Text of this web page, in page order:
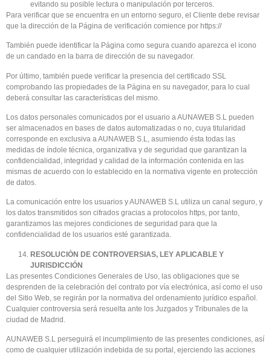
evitando su posible lectura o manipulación por terceros.
Para verificar que se encuentra en un entorno seguro, el Cliente debe revisar
que la dirección de la Página de verificación comience por https://
También puede identificar la Página como segura cuando aparezca el icono
de un candado en la barra de dirección de su navegador.
Por último, también puede verificar la presencia del certificado SSL
comprobando las propiedades de la Página en su navegador, para lo cual
deberá consultar las características del mismo.
Los datos personales comunicados por el usuario a AUNAWEB S.L pueden
ser almacenados en bases de datos automatizadas o no, cuya titularidad
corresponde en exclusiva a AUNAWEB S.L, asumiendo ésta todas las
medidas de índole técnica, organizativa y de seguridad que garantizan la
confidencialidad, integridad y calidad de la información contenida en las
mismas de acuerdo con lo establecido en la normativa vigente en protección
de datos.
La comunicación entre los usuarios y AUNAWEB S.L utiliza un canal seguro, y
los datos transmitidos son cifrados gracias a protocolos https, por tanto,
garantizamos las mejores condiciones de seguridad para que la
confidencialidad de los usuarios esté garantizada.
RESOLUCIÒN DE CONTROVERSIAS, LEY APLICABLE Y
JURISDICCIÓN
Las presentes Condiciones Generales de Uso, las obligaciones que se
desprenden de la celebración del contrato por vía electrónica, así como el uso
del Sitio Web, se regirán por la normativa del ordenamiento jurídico español.
Cualquier controversia será resuelta ante los Juzgados y Tribunales de la
ciudad de Madrid.
AUNAWEB S.L perseguirá el incumplimiento de las presentes condiciones, así
como de cualquier utilización indebida de su portal, ejerciendo las acciones